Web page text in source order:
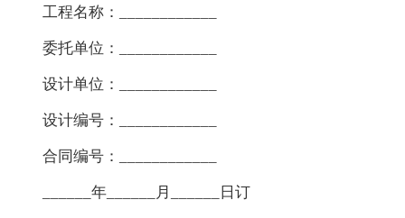
工程名称：____________
委托单位：____________
设计单位：____________
设计编号：____________
合同编号：____________
______年______月______日订